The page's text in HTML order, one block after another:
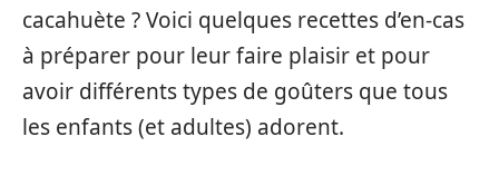
cacahuète ? Voici quelques recettes d’en-cas
à préparer pour leur faire plaisir et pour
avoir différents types de goûters que tous
les enfants (et adultes) adorent.